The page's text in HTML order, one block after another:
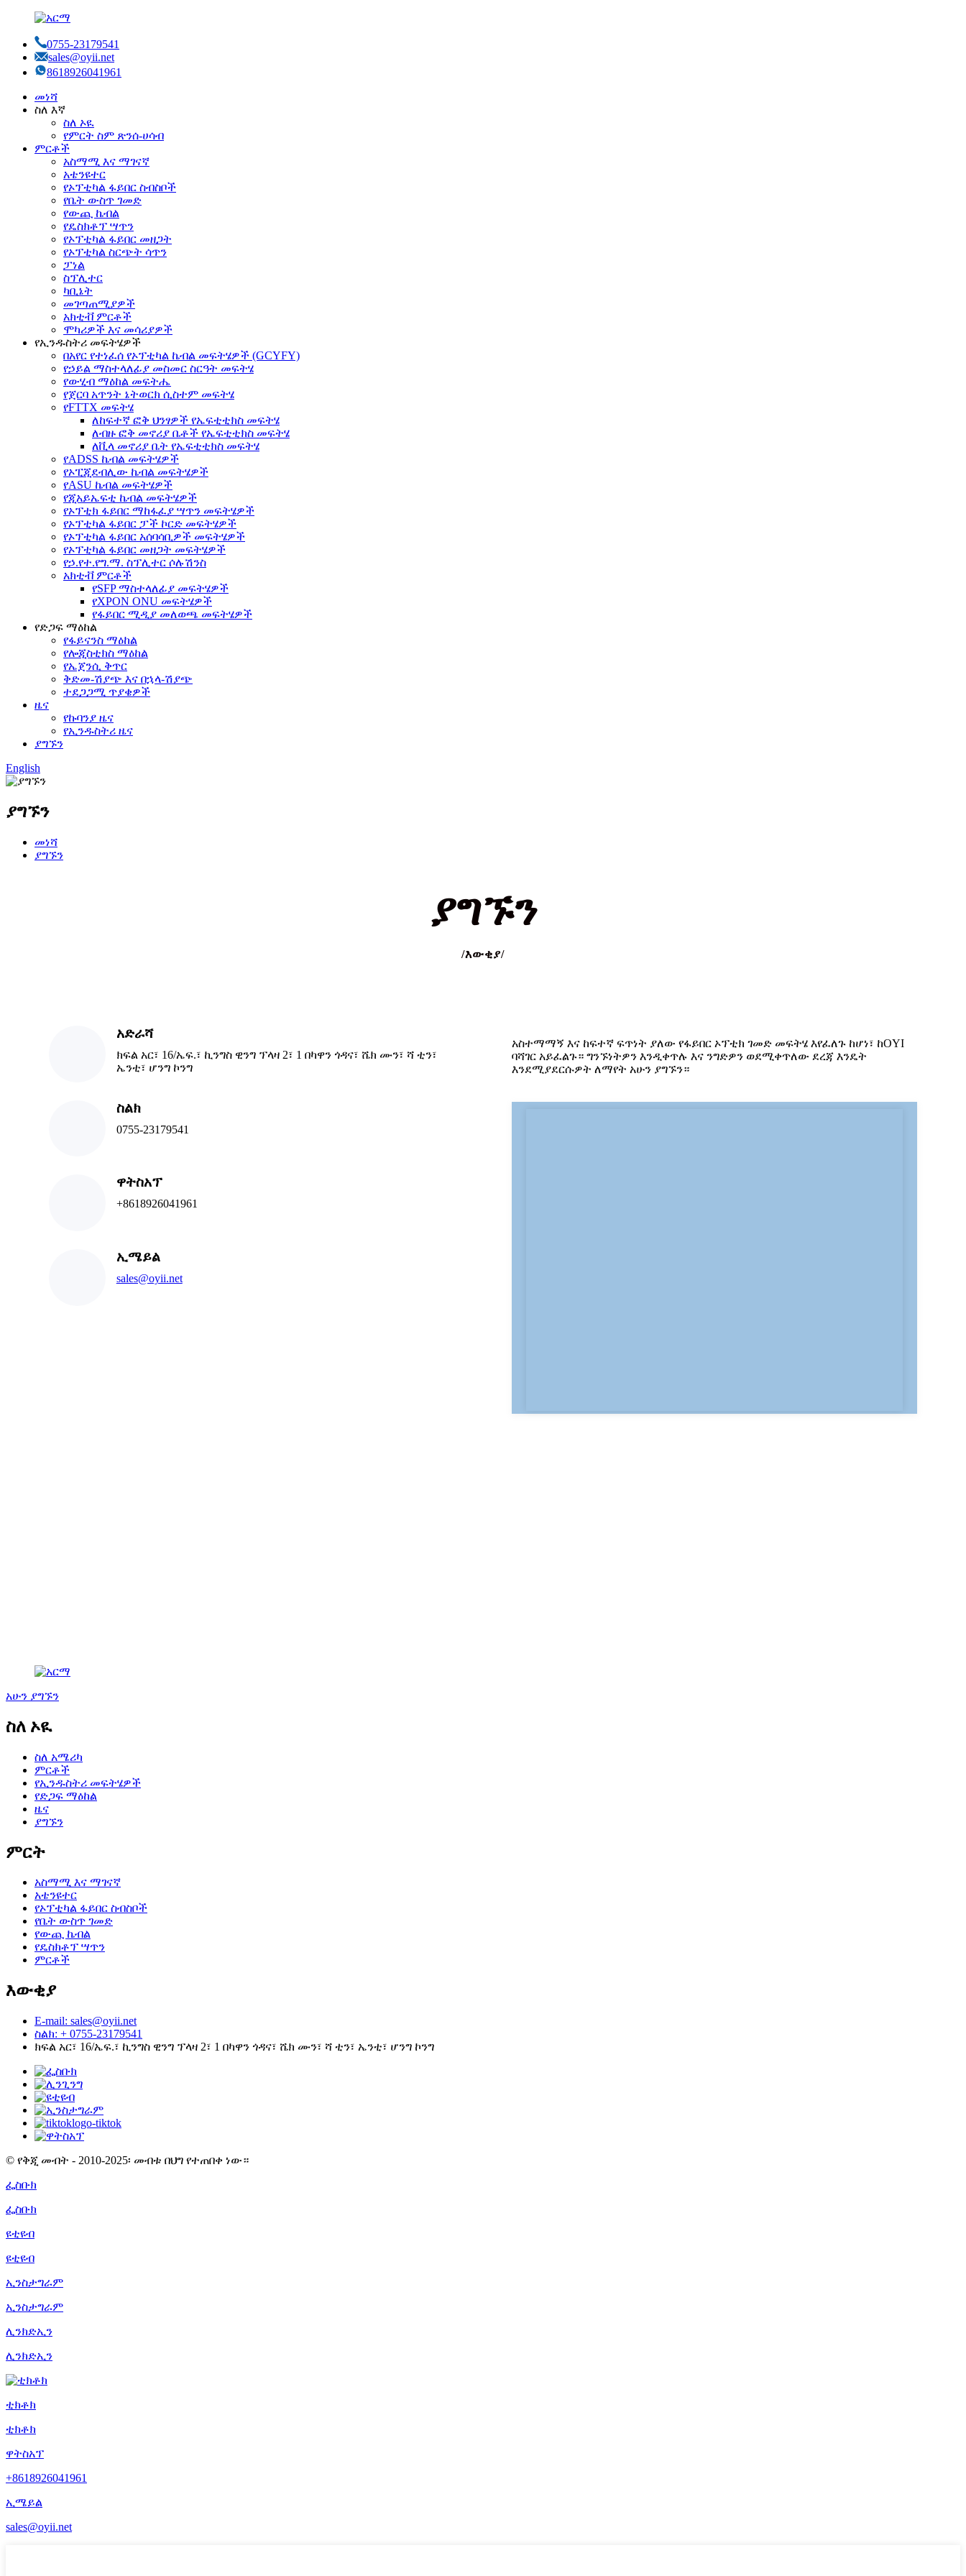
0755-23179541
sales@oyii.net
8618926041961
መነሻ
ስለ እኛ
ስለ ኦዪ
የምርት ስም ጽንሰ-ሀሳብ
ምርቶች
አስማሚ እና ማገናኛ
አቴንዩተር
የኦፕቲካል ፋይበር ስብስቦች
የቤት ውስጥ ገመድ
የውጪ ኬብል
የዴስክቶፕ ሣጥን
የኦፕቲካል ፋይበር መዘጋት
የኦፕቲካል ስርጭት ሳጥን
ፓነል
ስፕሊተር
ካቢኔት
መገጣጠሚያዎች
አክቲቭ ምርቶች
ሞካሪዎች እና መሳሪያዎች
የኢንዱስትሪ መፍትሄዎች
በአየር የተነፈሰ የኦፕቲካል ኬብል መፍትሄዎች (GCYFY)
የኃይል ማስተላለፊያ መስመር ስርዓት መፍትሄ
የውሂብ ማዕከል መፍትሔ
የጀርባ አጥንት ኔትወርክ ሲስተም መፍትሄ
የFTTX መፍትሄ
ለከፍተኛ ፎቅ ህንፃዎች የኤፍቲቲክስ መፍትሄ
ለብዙ ፎቅ መኖሪያ ቤቶች የኤፍቲቲክስ መፍትሄ
ለቪላ መኖሪያ ቤት የኤፍቲቲክስ መፍትሄ
የADSS ኬብል መፍትሄዎች
የኦፒጂደብሊው ኬብል መፍትሄዎች
የASU ኬብል መፍትሄዎች
የጂአይኤፍቲ ኬብል መፍትሄዎች
የኦፕቲክ ፋይበር ማከፋፈያ ሣጥን መፍትሄዎች
የኦፕቲካል ፋይበር ፓች ኮርድ መፍትሄዎች
የኦፕቲካል ፋይበር አሰባሳቢዎች መፍትሄዎች
የኦፕቲካል ፋይበር መዘጋት መፍትሄዎች
የኃ.የተ.የግ.ማ. ስፕሊተር ሶሉሽንስ
አክቲቭ ምርቶች
የSFP ማስተላለፊያ መፍትሄዎች
የXPON ONU መፍትሄዎች
የፋይበር ሚዲያ መለወጫ መፍትሄዎች
የድጋፍ ማዕከል
የፋይናንስ ማዕከል
የሎጂስቲክስ ማዕከል
የኤጀንሲ ቅጥር
ቅድመ-ሽያጭ እና በኋላ-ሽያጭ
ተደጋጋሚ ጥያቄዎች
ዜና
የኩባንያ ዜና
የኢንዱስትሪ ዜና
ያግኙን
English
ያግኙን
መነሻ
ያግኙን
ያግኙን
/እውቂያ/
አድራሻ
ክፍል አር፣ 16/ኤፍ.፣ ኪንግስ ዊንግ ፕላዛ 2፣ 1 በካዋን ጎዳና፣ ሼክ ሙን፣ ሻ ቲን፣
ኤንቲ፣ ሆንግ ኮንግ
ስልክ
0755-23179541
ዋትስአፕ
+8618926041961
ኢሜይል
sales@oyii.net
አስተማማኝ እና ከፍተኛ ፍጥነት ያለው የፋይበር ኦፕቲክ ገመድ መፍትሄ እየፈለጉ ከሆነ፣ ከOYI
ባሻገር አይፈልጉ። ግንኙነትዎን እንዲቀጥሉ እና ንግድዎን ወደሚቀጥለው ደረጃ እንዴት
እንደሚያደርሱዎት ለማየት አሁን ያግኙን።
አሁን ያግኙን
ስለ ኦዪ
ስለ አሜሪካ
ምርቶች
የኢንዱስትሪ መፍትሄዎች
የድጋፍ ማዕከል
ዜና
ያግኙን
ምርት
አስማሚ እና ማገናኛ
አቴንዩተር
የኦፕቲካል ፋይበር ስብስቦች
የቤት ውስጥ ገመድ
የውጪ ኬብል
የዴስክቶፕ ሣጥን
ምርቶች
እውቂያ
E-mail: sales@oyii.net
ስልክ: + 0755-23179541
ክፍል አር፣ 16/ኤፍ.፣ ኪንግስ ዊንግ ፕላዛ 2፣ 1 በካዋን ጎዳና፣ ሼክ ሙን፣ ሻ ቲን፣ ኤንቲ፣ ሆንግ ኮንግ
© የቅጂ መብት - 2010-2025፡ መብቱ በህግ የተጠበቀ ነው።
ፌስቡክ
ፌስቡክ
ዩቲዩብ
ዩቲዩብ
ኢንስታግራም
ኢንስታግራም
ሊንክድኢን
ሊንክድኢን
ቲክቶክ
ቲክቶክ
ዋትስአፕ
+8618926041961
ኢሜይል
sales@oyii.net